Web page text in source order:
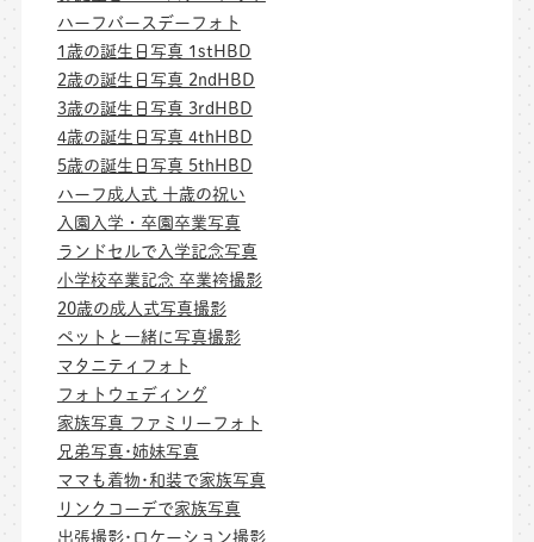
ハーフバースデーフォト
1歳の誕生日写真 1stHBD
2歳の誕生日写真 2ndHBD
3歳の誕生日写真 3rdHBD
4歳の誕生日写真 4thHBD
5歳の誕生日写真 5thHBD
ハーフ成人式 十歳の祝い
入園入学・卒園卒業写真
ランドセルで入学記念写真
小学校卒業記念 卒業袴撮影
20歳の成人式写真撮影
ペットと一緒に写真撮影
マタニティフォト
フォトウェディング
家族写真 ファミリーフォト
兄弟写真･姉妹写真
ママも着物･和装で家族写真
リンクコーデで家族写真
出張撮影･ロケーション撮影